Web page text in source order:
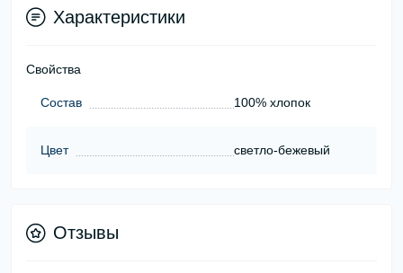
Характеристики
Свойства
Состав 100% хлопок
Цвет светло-бежевый
Отзывы